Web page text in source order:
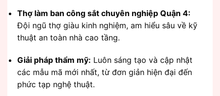
Thợ làm ban công sắt chuyên nghiệp Quận 4:
Đội ngũ thợ giàu kinh nghiệm, am hiểu sâu về kỹ
thuật an toàn nhà cao tầng.
Giải pháp thẩm mỹ: Luôn sáng tạo và cập nhật
các mẫu mã mới nhất, từ đơn giản hiện đại đến
phức tạp nghệ thuật.